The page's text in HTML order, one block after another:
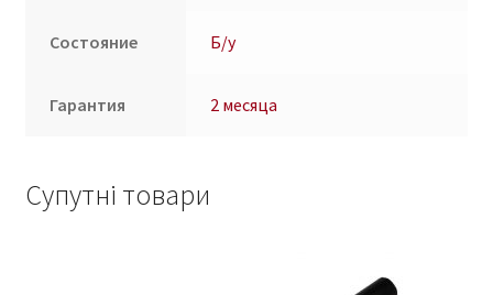
Состояние Б/у
Гарантия 2 месяца
Супутні товари